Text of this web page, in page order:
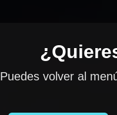
Puedes volver al